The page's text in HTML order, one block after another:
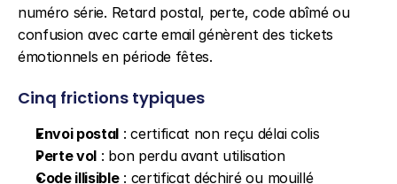
numéro série. Retard postal, perte, code abîmé ou
confusion avec carte email génèrent des tickets
émotionnels en période fêtes.
Cinq frictions typiques
Envoi postal : certificat non reçu délai colis
Perte vol : bon perdu avant utilisation
Code illisible : certificat déchiré ou mouillé